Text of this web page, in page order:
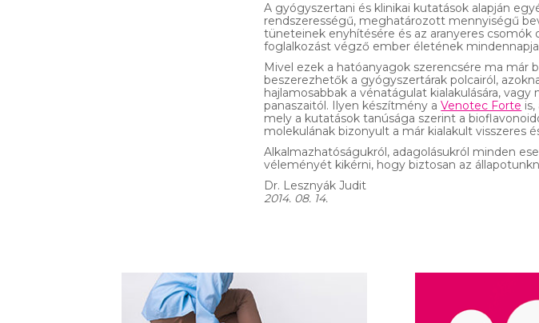
A gyógyszertani és klinikai kutatások alapján
rendszerességű, meghatározott mennyiségű
tüneteinek enyhítésére és az aranyeres csomók
foglalkozást végző ember életének
Mivel ezek a hatóanyagok szerencsére ma már
beszerezhetők a gyógyszertárak polcairól,
hajlamosabbak a vénatágulat kialakulására,
panaszaitól. Ilyen készítmény aVenotec Forte
mely a kutatások tanúsága szerint a
molekulának bizonyult a már kialakult visszeres
Alkalmazhatóságukról, adagolásukról minden
véleményét kikérni, hogy biztosan az
Dr. Lesznyák Judit
2014. 08. 14.